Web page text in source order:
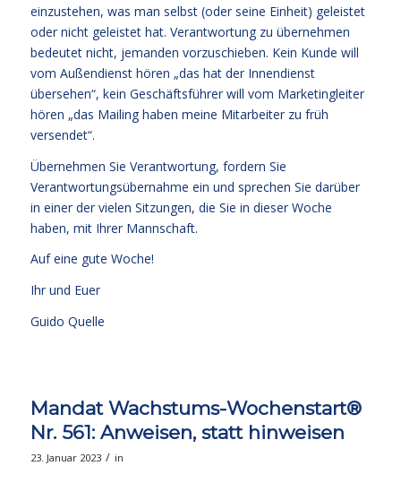
einzustehen, was man selbst (oder seine Einheit) geleistet
oder nicht geleistet hat. Verantwortung zu übernehmen
bedeutet nicht, jemanden vorzuschieben. Kein Kunde will
vom Außendienst hören „das hat der Innendienst
übersehen“, kein Geschäftsführer will vom Marketingleiter
hören „das Mailing haben meine Mitarbeiter zu früh
versendet“.
Übernehmen Sie Verantwortung, fordern Sie
Verantwortungsübernahme ein und sprechen Sie darüber
in einer der vielen Sitzungen, die Sie in dieser Woche
haben, mit Ihrer Mannschaft.
Auf eine gute Woche!
Ihr und Euer
Guido Quelle
Mandat Wachstums-Wochenstart®
Nr. 561: Anweisen, statt hinweisen
23. Januar 2023 / in